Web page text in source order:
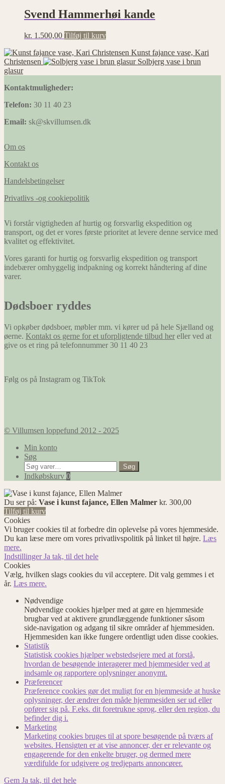
Svend Hammerhøi kande
kr. 1.500,00 Tilføj til kurv
Kunst fajance vase, Kari
Christensen
Solbjerg vase i brun
glasur
Kontaktmuligheder:
Telefon: 30 11 40 23
Email: sk@skvillumsen.dk
Om os
Kontakt os
Handelsbetingelser
Privatlivs -og cookiepolitik
Vi forstår vigtigheden af hurtig og forsvarlig ekspedition og
transport, og det er vores første prioritet at levere denne service med
kvalitet og effektivitet.
Vores garanti for hurtig og forsvarlig ekspedition og transport
indebærer omhyggelig indpakning og korrekt håndtering af dine
varer.
Dødsboer ryddes
Vi opkøber dødsboer, møbler mm. vi kører ud på hele Sjælland og
øerne. Kontakt os gerne for et uforpligtende tilbud her eller ved at
give os et ring på telefonnummer 30 11 40 23
Følg os på Instagram og TikTok
© Villumsen loppefund 2012 - 2025
Min konto
Søg
Søg
efter:
Søg
Indkøbskurv 0
Du ser på: Vase i kunst fajance, Ellen Malmer kr. 300,00
Tilføj til kurv
Cookies
Vi bruger cookies til at forbedre din oplevelse på vores hjemmeside.
Du kan læse mere om vores privatlivspolitik på linket til højre. Læs
mere.
IndstillingerJa tak, til det hele
Cookies
Vælg, hvilken slags cookies du vil acceptere. Dit valg gemmes i et
år. Læs mere.
Nødvendige
Nødvendige cookies hjælper med at gøre en hjemmeside
brugbar ved at aktivere grundlæggende funktioner såsom
side-navigation og adgang til sikre områder af hjemmesiden.
Hjemmesiden kan ikke fungere ordentligt uden disse cookies.
Statistik
Statistisk cookies hjælper webstedsejere med at forstå,
hvordan de besøgende interagerer med hjemmesider ved at
indsamle og rapportere oplysninger anonymt.
Præferencer
Præference cookies gør det muligt for en hjemmeside at huske
oplysninger, der ændrer den måde hjemmesiden ser ud eller
opfører sig på. F.eks. dit foretrukne sprog, eller den region, du
befinder dig i.
Marketing
Marketing cookies bruges til at spore besøgende på tværs af
websites. Hensigten er at vise annoncer, der er relevante og
engagerende for den enkelte bruger, og dermed mere
værdifulde for udgivere og tredjeparts annoncører.
Gem Ja tak, til det hele